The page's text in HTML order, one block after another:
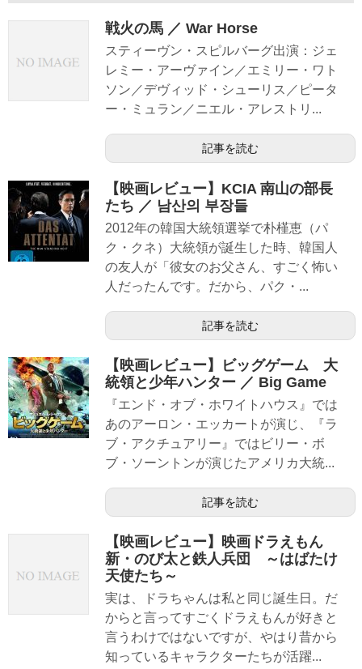
戦火の馬 ／ War Horse
スティーヴン・スピルバーグ出演：ジェ
レミー・アーヴァイン／エミリー・ワト
ソン／デヴィッド・シューリス／ピータ
ー・ミュラン／ニエル・アレストリ...
記事を読む
【映画レビュー】KCIA 南山の部長
たち ／ 남산의 부장들
2012年の韓国大統領選挙で朴槿恵（パ
ク・クネ）大統領が誕生した時、韓国人
の友人が「彼女のお父さん、すごく怖い
人だったんです。だから、パク・...
記事を読む
【映画レビュー】ビッグゲーム 大
統領と少年ハンター ／ Big Game
『エンド・オブ・ホワイトハウス』では
あのアーロン・エッカートが演じ、『ラ
ブ・アクチュアリー』ではビリー・ボ
ブ・ソーントンが演じたアメリカ大統...
記事を読む
【映画レビュー】映画ドラえもん
新・のび太と鉄人兵団 ～はばたけ
天使たち～
実は、ドラちゃんは私と同じ誕生日。だ
からと言ってすごくドラえもんが好きと
言うわけではないですが、やはり昔から
知っているキャラクターたちが活躍...